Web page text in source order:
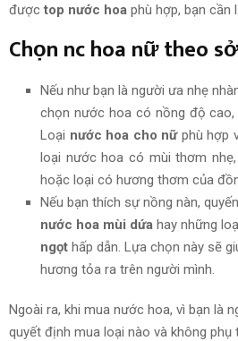
được top nước hoa phù hợp, bạn cần
Chọn nc hoa nữ theo
Nếu như bạn là người ưa nhẹ
chọn nước hoa có nồng độ cao,
Loại nước hoa cho nữphù hợp
loại nước hoa có mùi thơm nhẹ,
hoặc loại có hương thơm của
Nếu bạn thích sự nồng nàn,
nước hoa mùi dứa hay những
ngọt hấp dẫn. Lựa chọn này sẽ
hương tỏa ra trên người mình.
Ngoài ra, khi mua nước hoa, vì bạn là
quyết định mua loại nào và không phụ